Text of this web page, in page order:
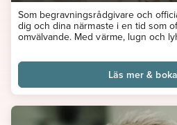
Som begravningsrådgivare och
dig och dina närmaste i en tid som
omvälvande. Med värme, lugn och
utifrån era önskemål och behov.
För mig är det viktigt att du som
väl omhändertagen genom hela
det första mötet tills allt är klart och
som ni önskar.
Under hela mitt yrkesliv har jag
Läs mer &